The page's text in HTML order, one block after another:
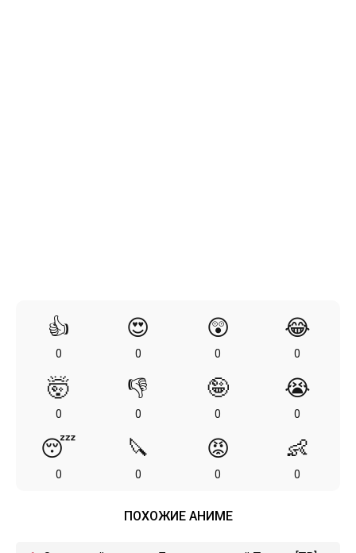
👍
0
😍
0
😲
0
😂
0
🤯
0
👎
0
🤪
0
😭
0
😴
0
🔪
0
😡
0
👶
0
ПОХОЖИЕ АНИМЕ